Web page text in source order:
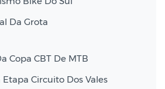
Da Grota
Copa CBT De MTB
Circuito Dos Vales